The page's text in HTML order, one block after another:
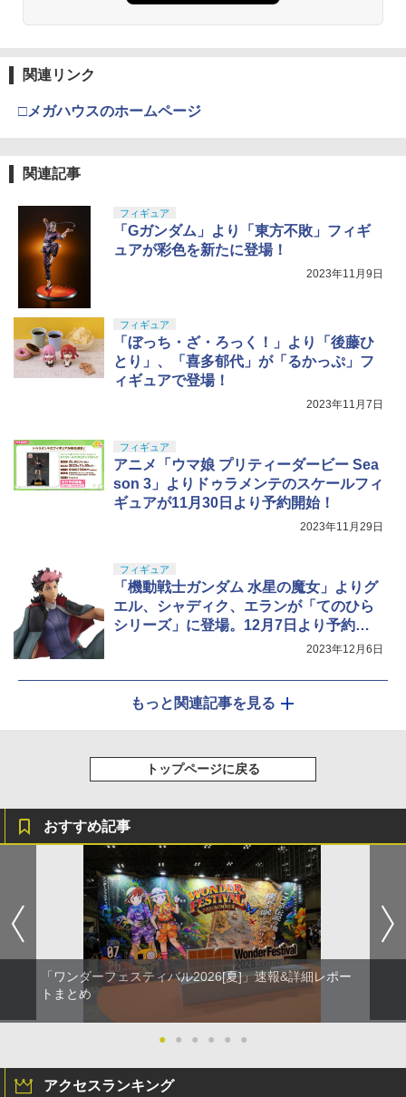
関連リンク
□メガハウスのホームページ
関連記事
フィギュア
「Gガンダム」より「東方不敗」フィギ
ュアが彩色を新たに登場！
2023年11月9日
フィギュア
「ぼっち・ざ・ろっく！」より「後藤ひ
とり」、「喜多郁代」が「るかっぷ」フ
ィギュアで登場！
2023年11月7日
フィギュア
アニメ「ウマ娘 プリティーダービー Sea
son 3」よりドゥラメンテのスケールフィ
ギュアが11月30日より予約開始！
2023年11月29日
フィギュア
「機動戦士ガンダム 水星の魔女」よりグ
エル、シャディク、エランが「てのひら
シリーズ」に登場。12月7日より予約開
2023年12月6日
もっと関連記事を見る
トップページに戻る
おすすめ記事
「ワンダーフェスティバル2026[夏]」速報&詳細レポー
トまとめ
● ● ● ● ● ●
アクセスランキング